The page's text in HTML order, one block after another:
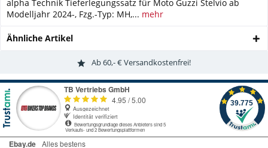
alpha Technik Tieferlegungssatz für Moto Guzzi Stelvio ab
Modelljahr 2024-, Fzg.-Typ: MH,... mehr
Ähnliche Artikel
Ab 60,- € Versandkostenfrei!